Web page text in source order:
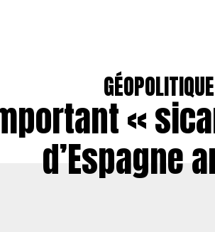
GÉOPOLITIQUE
«
d’Espagne